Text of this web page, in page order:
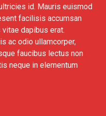
id. Mauris euismod
facilisis accumsan
dapibus erat.
ac odio ullamcorper,
faucibus lectus non
neque in elementum